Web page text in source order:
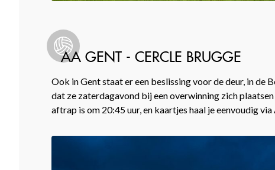
AA GENT - CERCLE BRUGGE
Ook in Gent staat er een beslissing voor de deur, in
dat ze zaterdagavond bij een overwinning zich
aftrap is om 20:45 uur, en kaartjes haal je eenvoudig via